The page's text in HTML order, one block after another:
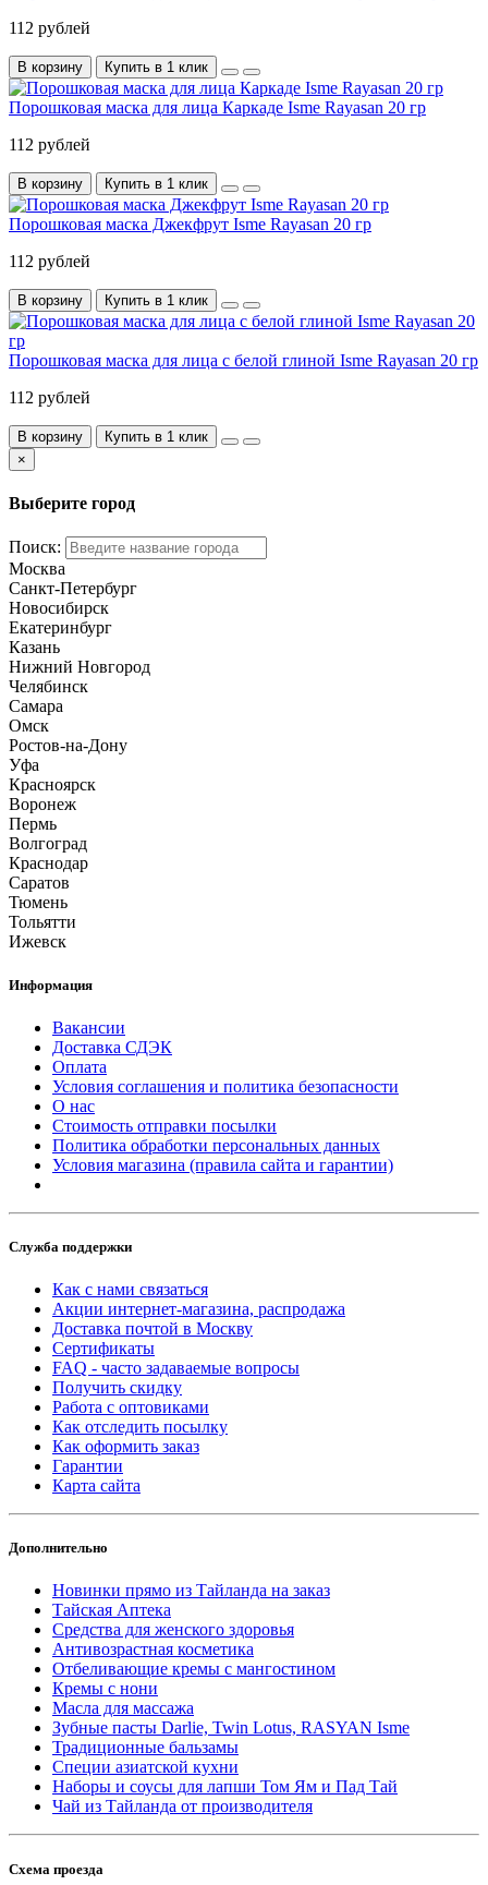
112 рублей
В корзину Купить в 1 клик
Порошковая маска для лица Каркаде Isme Rayasan 20 гр
112 рублей
В корзину Купить в 1 клик
Порошковая маска Джекфрут Isme Rayasan 20 гр
112 рублей
В корзину Купить в 1 клик
Порошковая маска для лица с белой глиной Isme Rayasan 20 гр
112 рублей
В корзину
Купить в 1 клик
×
Выберите город
Поиск:
Москва
Санкт-Петербург
Новосибирск
Екатеринбург
Казань
Нижний Новгород
Челябинск
Самара
Омск
Ростов-на-Дону
Уфа
Красноярск
Воронеж
Пермь
Волгоград
Краснодар
Саратов
Тюмень
Тольятти
Ижевск
Информация
Вакансии
Доставка СДЭК
Оплата
Условия соглашения и политика безопасности
О нас
Стоимость отправки посылки
Политика обработки персональных данных
Условия магазина (правила сайта и гарантии)
Служба поддержки
Как с нами связаться
Акции интернет-магазина, распродажа
Доставка почтой в Москву
Сертификаты
FAQ - часто задаваемые вопросы
Получить скидку
Работа с оптовиками
Как отследить посылку
Как оформить заказ
Гарантии
Карта сайта
Дополнительно
Новинки прямо из Тайланда на заказ
Тайская Аптека
Средства для женского здоровья
Антивозрастная косметика
Отбеливающие кремы с мангостином
Кремы с нони
Масла для массажа
Зубные пасты Darlie, Twin Lotus, RASYAN Isme
Традиционные бальзамы
Специи азиатской кухни
Наборы и соусы для лапши Том Ям и Пад Тай
Чай из Тайланда от производителя
Схема проезда